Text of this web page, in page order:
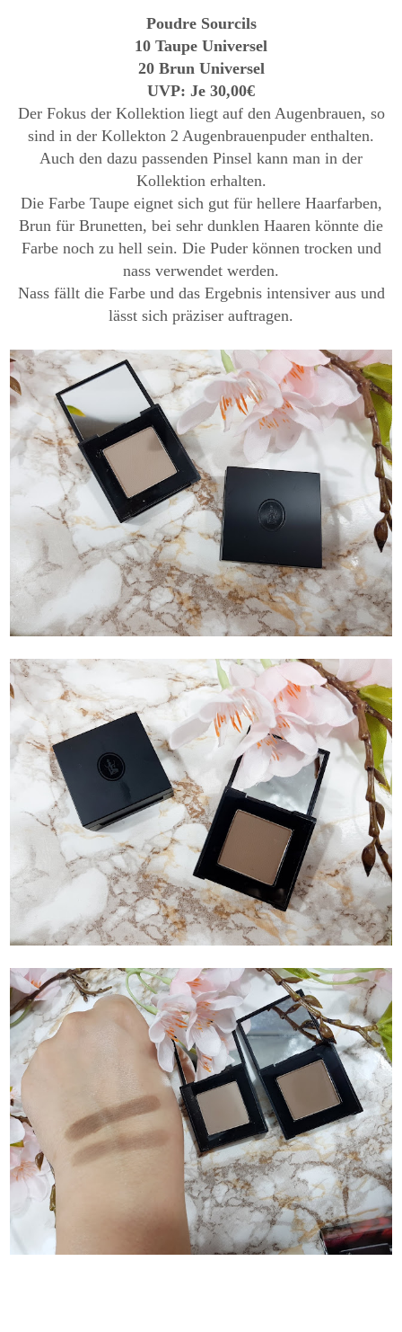
Poudre Sourcils
10 Taupe Universel
20 Brun Universel
UVP: Je 30,00€
Der Fokus der Kollektion liegt auf den Augenbrauen, so
sind in der Kollekton 2 Augenbrauenpuder enthalten.
Auch den dazu passenden Pinsel kann man in der
Kollektion erhalten.
Die Farbe Taupe eignet sich gut für hellere Haarfarben,
Brun für Brunetten, bei sehr dunklen Haaren könnte die
Farbe noch zu hell sein. Die Puder können trocken und
nass verwendet werden.
Nass fällt die Farbe und das Ergebnis intensiver aus und
lässt sich präziser auftragen.